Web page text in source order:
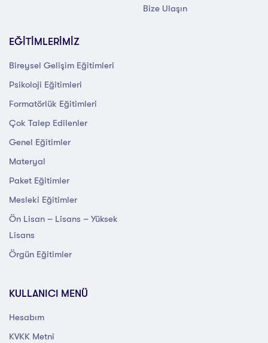
Bize Ulaşın
EĞİTİMLERİMİZ
Bireysel Gelişim Eğitimleri
Psikoloji Eğitimleri
Formatörlük Eğitimleri
Çok Talep Edilenler
Genel Eğitimler
Materyal
Paket Eğitimler
Mesleki Eğitimler
Ön Lisan – Lisans – Yüksek
Lisans
Örgün Eğitimler
KULLANICI MENÜ
Hesabım
KVKK Metni